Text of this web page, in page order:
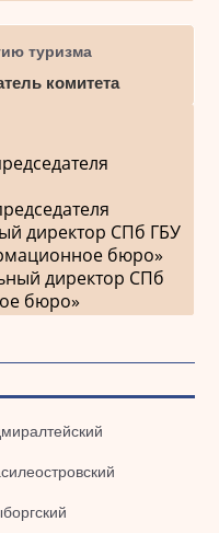
туризма
комитета
директор СПб ГБУ
бюро»
директор СПб
бюро»